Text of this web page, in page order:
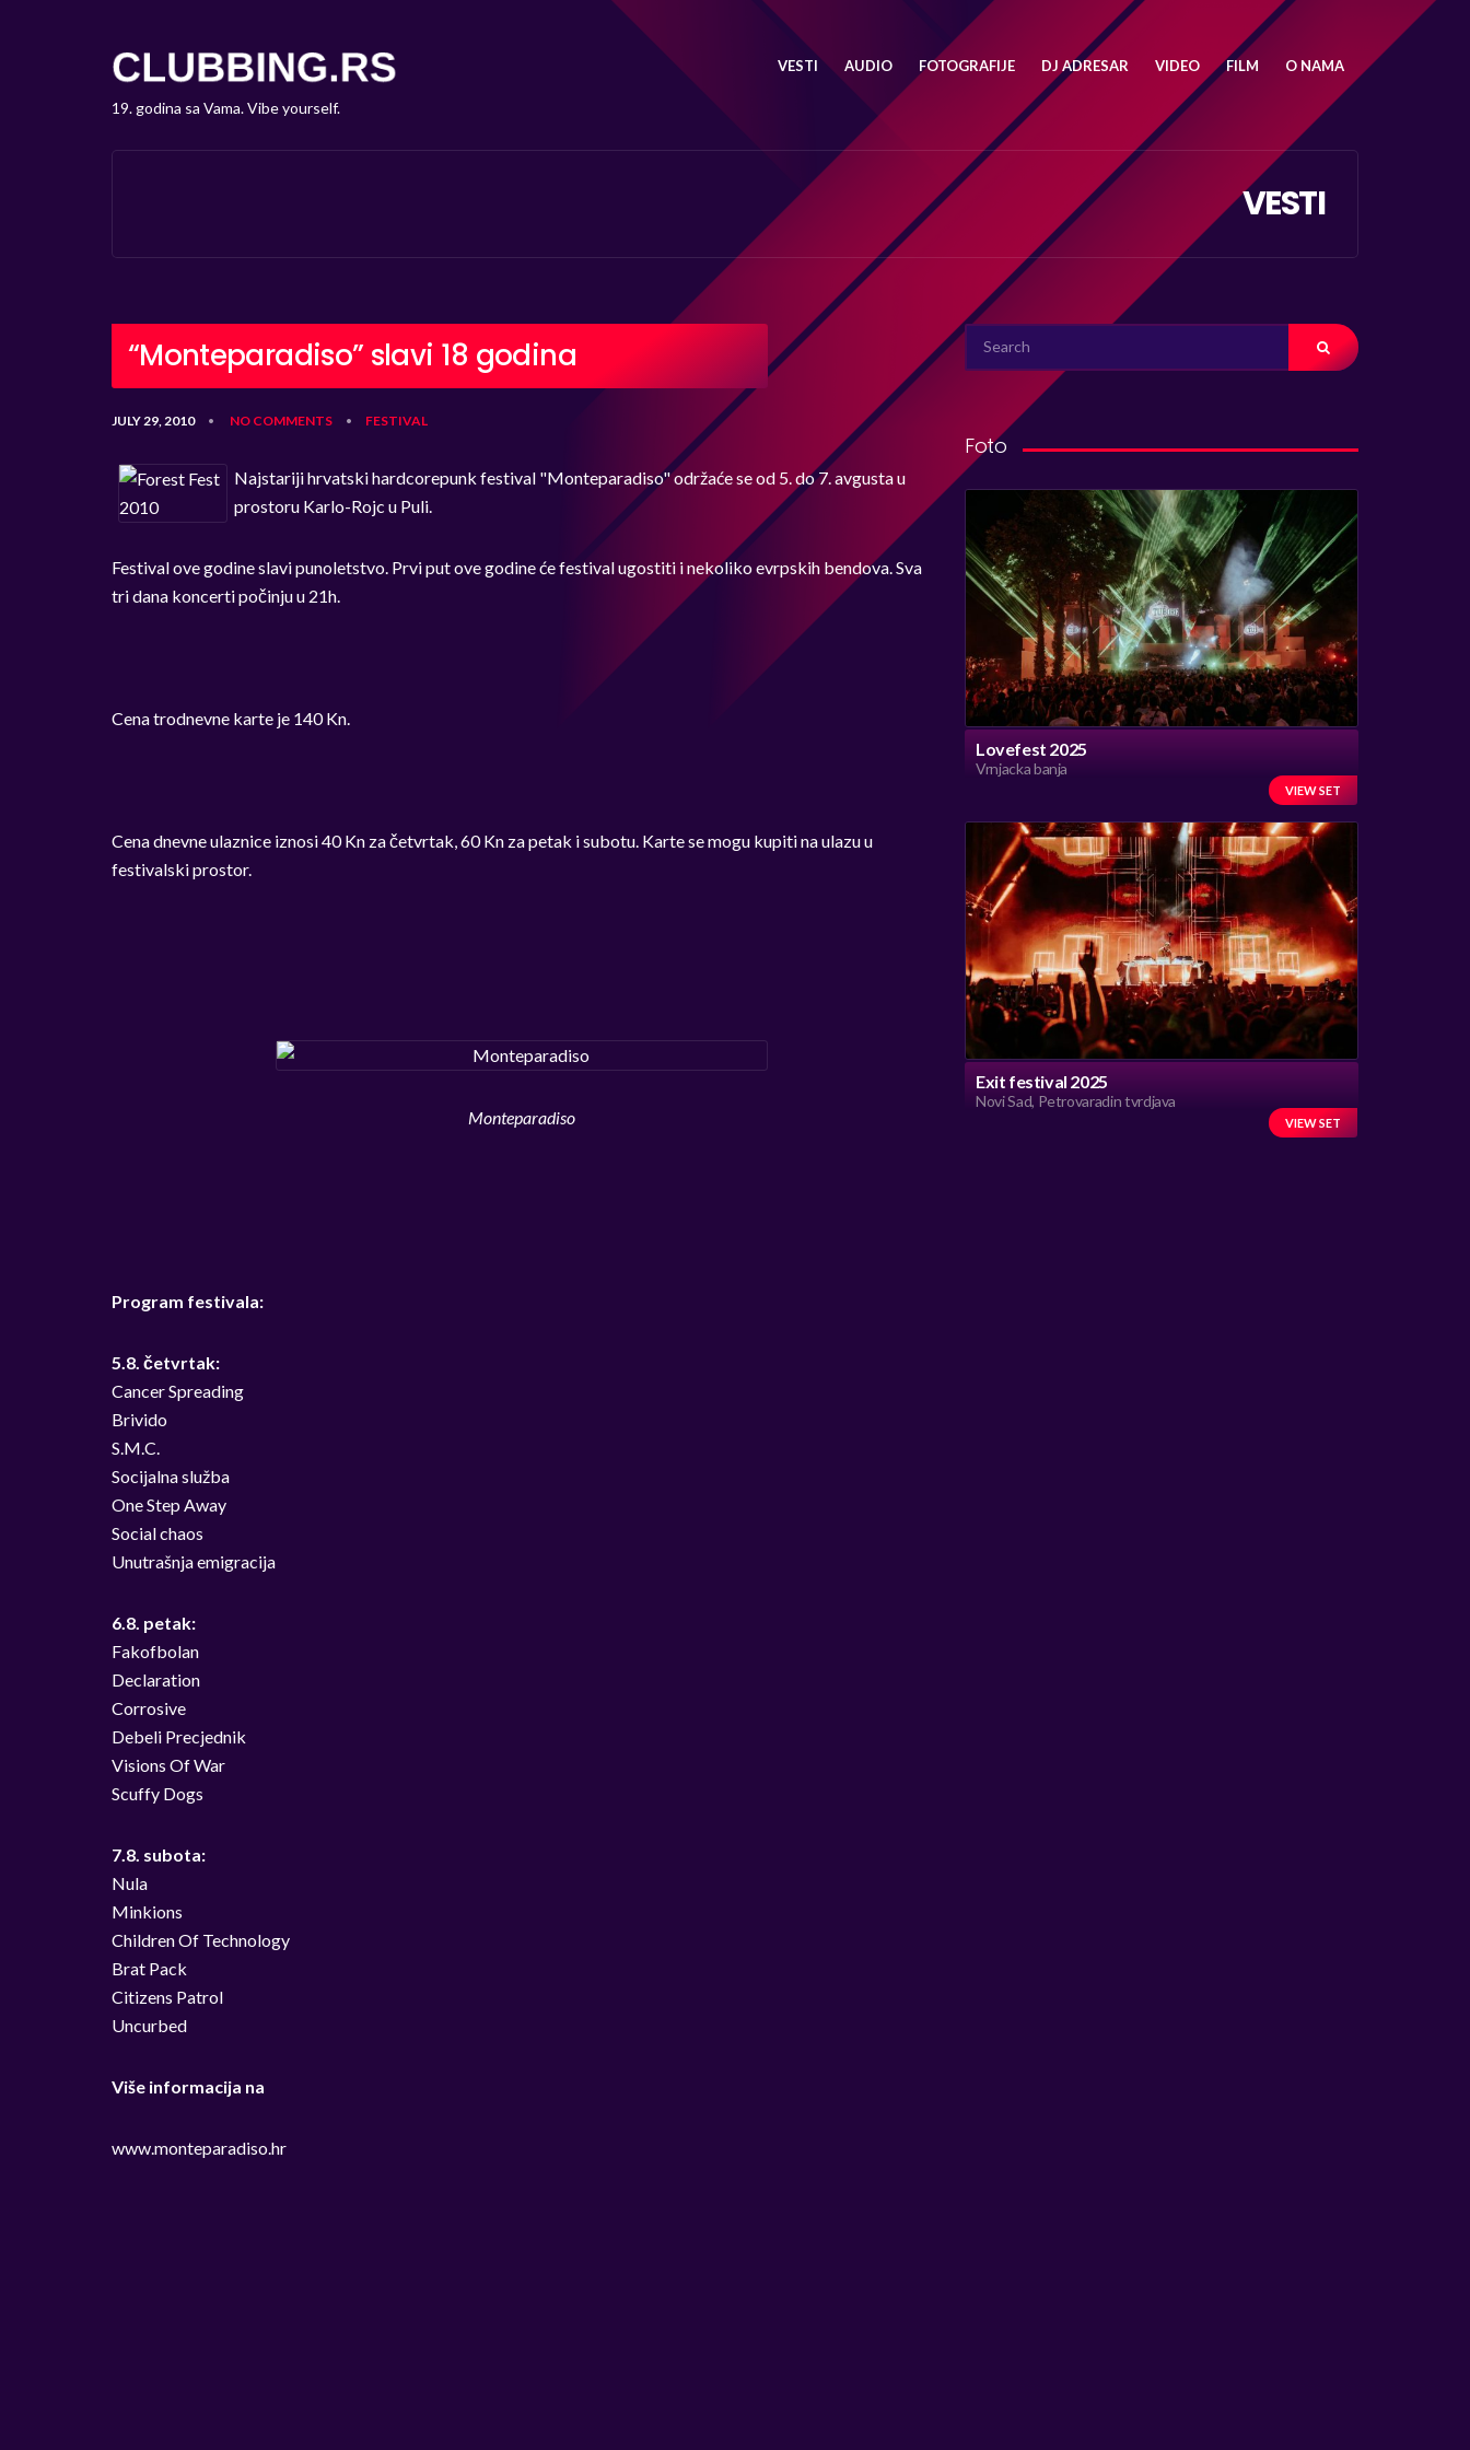
19. godina sa Vama. Vibe yourself.
VESTI AUDIO FOTOGRAFIJE DJ ADRESAR VIDEO FILM O NAMA
VESTI
“Monteparadiso” slavi 18 godina
JULY 29, 2010 • NO COMMENTS • FESTIVAL
Najstariji hrvatski hardcorepunk festival "Monteparadiso" održaće se od 5. do 7. avgusta u
prostoru Karlo-Rojc u Puli.
Festival ove godine slavi punoletstvo. Prvi put ove godine će festival ugostiti i nekoliko evrpskih bendova. Sva
tri dana koncerti počinju u 21h.
Cena trodnevne karte je 140 Kn.
Cena dnevne ulaznice iznosi 40 Kn za četvrtak, 60 Kn za petak i subotu. Karte se mogu kupiti na ulazu u
festivalski prostor.
Monteparadiso
Program festivala:
5.8. četvrtak:
Cancer Spreading
Brivido
S.M.C.
Socijalna služba
One Step Away
Social chaos
Unutrašnja emigracija
6.8. petak:
Fakofbolan
Declaration
Corrosive
Debeli Precjednik
Visions Of War
Scuffy Dogs
7.8. subota:
Nula
Minkions
Children Of Technology
Brat Pack
Citizens Patrol
Uncurbed
Više informacija na
www.monteparadiso.hr
SEARCH
FOR:
Foto
Lovefest 2025
Vrnjacka banja
VIEW SET
Exit festival 2025
Novi Sad, Petrovaradin tvrdjava
VIEW SET